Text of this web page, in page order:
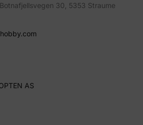
30, 5353 Straume
AS